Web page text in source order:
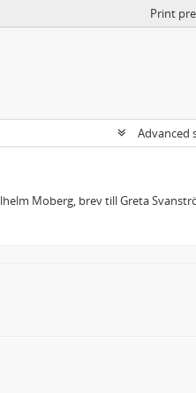
Print
Advanced
Moberg, brev till Greta